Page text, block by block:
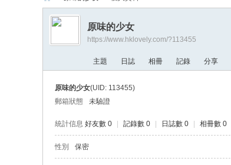
香
少
原味的少女
https://www.hklovely.com/?113455
主題 日誌 相冊 記錄 分享
原味的少女(UID: 113455)
郵箱狀態
未驗證
統計信息 好友數 0 記錄數 0 日誌數 0 相冊數 0
性別 保密